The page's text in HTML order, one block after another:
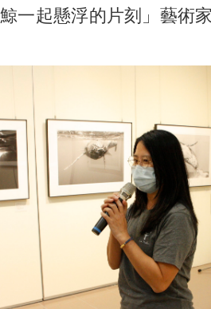
一起懸浮的片刻」藝術